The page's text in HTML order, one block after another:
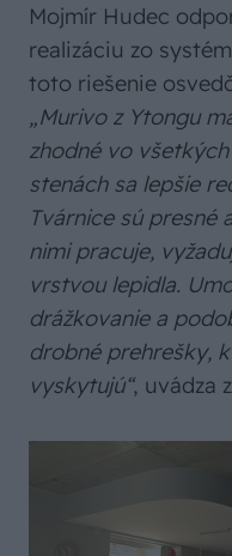
Mojmír Hudec
realizáciu zo
toto riešenie
„Murivo z Ytongu
zhodné vo
stenách sa lepšie
Tvárnice sú presné
nimi pracuje,
vrstvou lepidla.
drážkovanie a
drobné prehrešky,
vyskytujú“, uvádza